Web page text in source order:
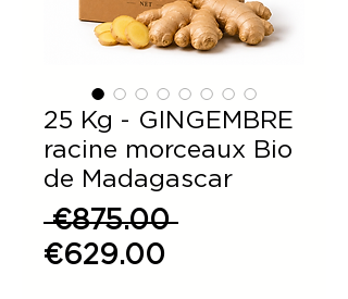
25 Kg - GINGEMBRE
racine morceaux Bio
de Madagascar
€875.00 Regular
€629.00